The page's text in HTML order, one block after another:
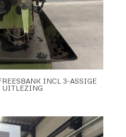
INCL 3-ASSIGE
UITLEZING